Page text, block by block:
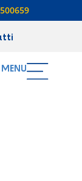
MENU